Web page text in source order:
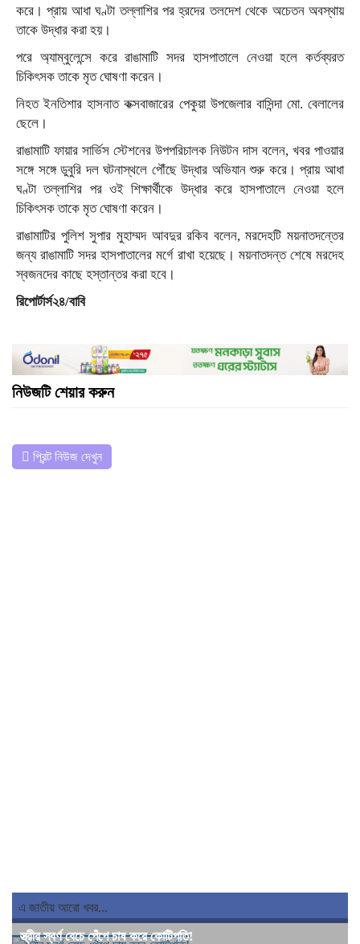
করে। প্রায় আধা ঘণ্টা তল্লাশির পর হ্রদের তলদেশ থেকে অচেতন অবস্থায়
তাকে উদ্ধার করা হয়।
পরে অ্যাম্বুলেন্সে করে রাঙামাটি সদর হাসপাতালে নেওয়া হলে কর্তব্যরত
চিকিৎসক তাকে মৃত ঘোষণা করেন।
নিহত ইনতিশার হাসনাত কক্সবাজারের পেকুয়া উপজেলার বাসিন্দা মো. বেলালের
ছেলে।
রাঙামাটি ফায়ার সার্ভিস স্টেশনের উপপরিচালক নিউটন দাস বলেন, খবর পাওয়ার
সঙ্গে সঙ্গে ডুবুরি দল ঘটনাস্থলে পৌঁছে উদ্ধার অভিযান শুরু করে। প্রায় আধা
ঘণ্টা তল্লাশির পর ওই শিক্ষার্থীকে উদ্ধার করে হাসপাতালে নেওয়া হলে
চিকিৎসক তাকে মৃত ঘোষণা করেন।
রাঙামাটির পুলিশ সুপার মুহাম্মদ আবদুর রকিব বলেন, মরদেহটি ময়নাতদন্তের
জন্য রাঙামাটি সদর হাসপাতালের মর্গে রাখা হয়েছে। ময়নাতদন্ত শেষে মরদেহ
স্বজনদের কাছে হস্তান্তর করা হবে।
রিপোর্টার্স২৪/বাবি
নিউজটি শেয়ার করুন
প্রিন্ট নিউজ দেখুন
এ জাতীয় আরো খবর...
স্ত্রীর স্বর্ণ বেচে পেঁপে চাষ করে কোটিপতি!